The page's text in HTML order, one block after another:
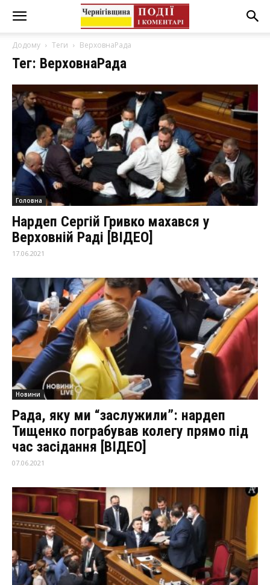
Додому Теги ВерховнаРада
Тег: ВерховнаРада
Головна
Нардеп Сергій Гривко махався у
Верховній Раді [ВІДЕО]
17.06.2021
Новини
Рада, яку ми “заслужили”: нардеп
Тищенко пограбував колегу прямо під
час засідання [ВІДЕО]
07.06.2021